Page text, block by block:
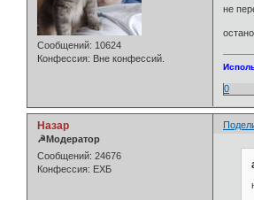
Сообщений: 10624
Конфессия: Вне конфессий.
не
0
Назар
☭Модератор
Сообщений: 24676
Конфессия: ЕХБ